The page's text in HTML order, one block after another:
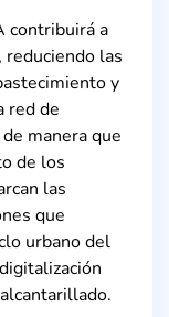
contribuirá a
reduciendo las
y
red de
manera que
de los
las
que
urbano del